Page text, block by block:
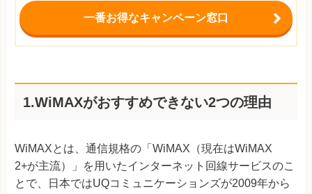
一番お得なキャンペーン窓口
1.WiMAXがおすすめできない2つの理由
WiMAXとは、通信規格の「WiMAX（現在はWiMAX
2+が主流）」を用いたインターネット回線サービスのこ
とで、日本ではUQコミュニケーションズが2009年から